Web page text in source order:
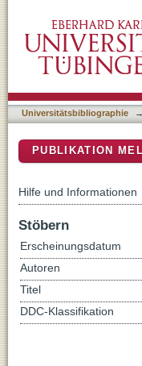
Universitätsbibliographie →
PUBLIKATION
Hilfe und Informationen
Stöbern
Erscheinungsdatum
Autoren
Titel
DDC-Klassifikation